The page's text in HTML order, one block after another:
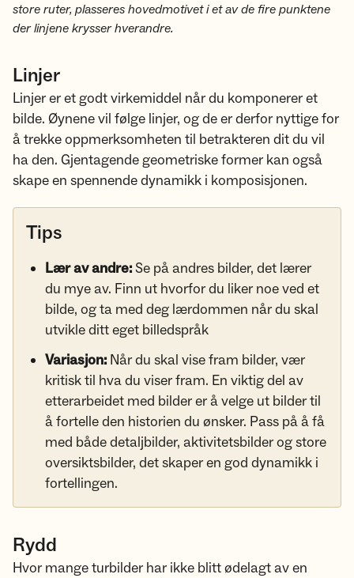
store ruter, plasseres hovedmotivet i et av de fire punktene
der linjene krysser hverandre.
Linjer
Linjer er et godt virkemiddel når du komponerer et
bilde. Øynene vil følge linjer, og de er derfor nyttige for
å trekke oppmerksomheten til betrakteren dit du vil
ha den. Gjentagende geometriske former kan også
skape en spennende dynamikk i komposisjonen.
Tips
Lær av andre:Se på andres bilder, det lærer
du mye av. Finn ut hvorfor du liker noe ved et
bilde, og ta med deg lærdommen når du skal
utvikle ditt eget billedspråk
Variasjon: Når du skal vise fram bilder, vær
kritisk til hva du viser fram. En viktig del av
etterarbeidet med bilder er å velge ut bilder til
å fortelle den historien du ønsker. Pass på å få
med både detaljbilder, aktivitetsbilder og store
oversiktsbilder, det skaper en god dynamikk i
fortellingen.
Rydd
Hvor mange turbilder har ikke blitt ødelagt av en